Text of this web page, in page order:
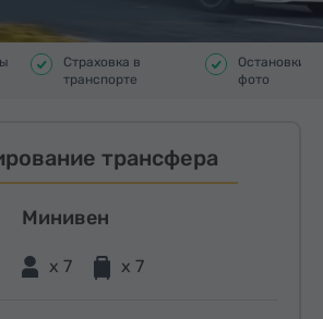
Страховка в
транспорте
Остановки
фото
трансфера
Минивен
x 7 x 7